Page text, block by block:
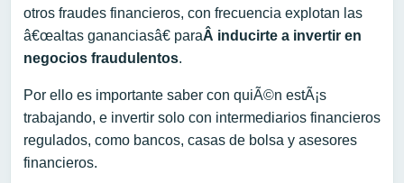
otros fraudes financieros, con frecuencia explotan las
â€œaltas gananciasâ€ paraÂ inducirte a invertir en
negocios fraudulentos.
Por ello es importante saber con quiÃ©n estÃ¡s
trabajando, e invertir solo con intermediarios financieros
regulados, como bancos, casas de bolsa y asesores
financieros.